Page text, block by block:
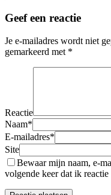
Geef een reactie
Je e-mailadres wordt niet
gemarkeerd met *
Reactie
Naam*
E-mailadres*
Site
Bewaar mijn naam, e-
volgende keer dat ik reactie